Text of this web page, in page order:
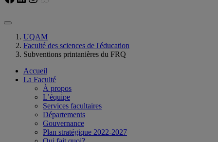
UQAM
Faculté des sciences de l'éducation
Subventions printanières du FRQ
Accueil
La Faculté
À propos
L’équipe
Services facultaires
Départements
Gouvernance
Plan stratégique 2022-2027